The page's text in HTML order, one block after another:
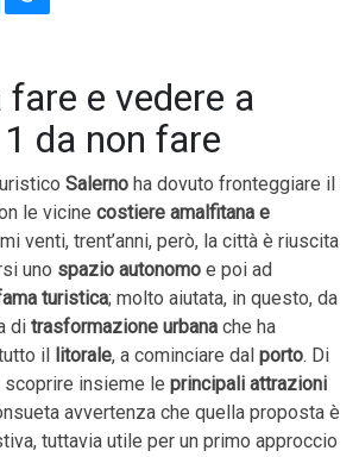
fare e vedere a
da non fare
Salerno ha dovuto fronteggiare il
le vicine costiere amalfitana e
venti, trent’anni, però, la città è riuscita
uno spazio autonomo e poi ad
turistica; molto aiutata, in questo, da
di trasformazione urbana che ha
il
litorale, a cominciare dal porto. Di
scoprire insieme le principali attrazioni
avvertenza che quella proposta è
tuttavia utile per un primo approccio